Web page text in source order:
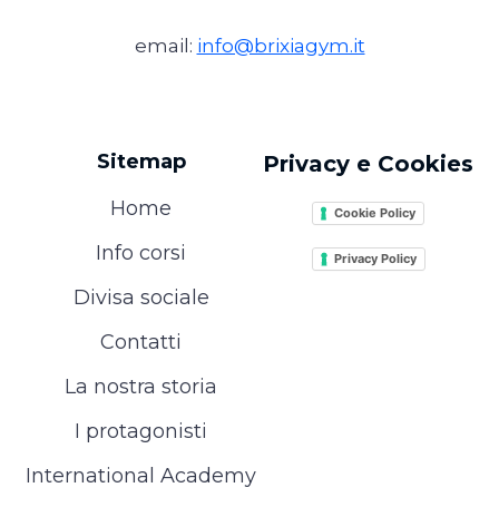
email: info@brixiagym.it
Sitemap
Home
Info corsi
Divisa sociale
Contatti
La nostra storia
I protagonisti
International Academy
Privacy e Cookies
Cookie Policy
Privacy Policy